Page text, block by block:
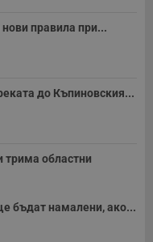
нови правила при...
до Къпиновския...
областни
бъдат намалени, ако...